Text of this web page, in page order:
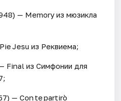
— Memory из мюзикла
Jesu из Реквиема;
Final из Симфонии для
— Con te partirò